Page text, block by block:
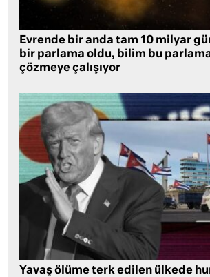
Evrende bir anda tam 10 milyar
bir parlama oldu, bilim bu
çözmeye çalışıyor
Yavaş ölüme terk edilen ülkede